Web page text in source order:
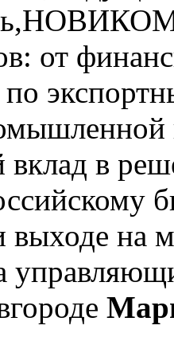
от
по
в
выходе на